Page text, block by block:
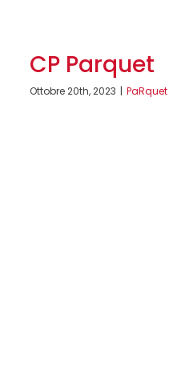
CP Parquet
Ottobre 20th, 2023 | PaRquet